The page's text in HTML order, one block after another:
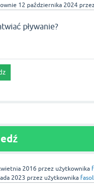
12 października 2024
pływanie?
2016 przez użytkownika
2023 przez użytkownika